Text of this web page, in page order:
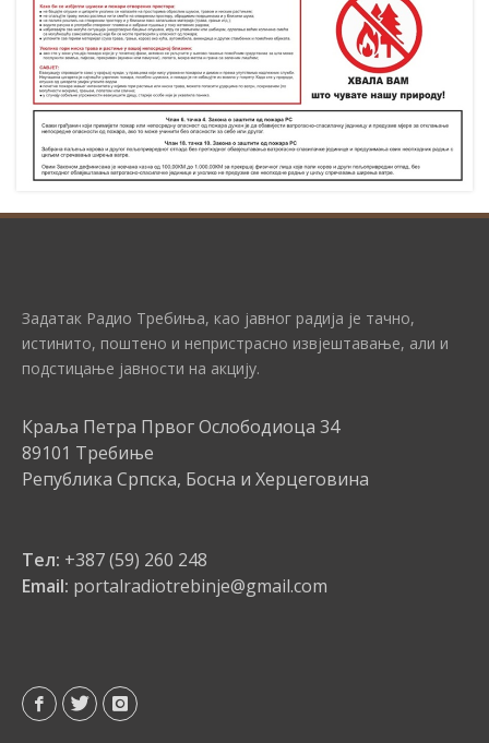
Задатак Радио Требиња, као јавног радија је тачно,
истинито, поштено и непристрасно извјештавање, али и
подстицање јавности на акцију.
Краља Петра Првог Ослободиоца 34
89101 Требиње
Република Српска, Босна и Херцеговина
Тел: +387 (59) 260 248
Email: portalradiotrebinje@gmail.com